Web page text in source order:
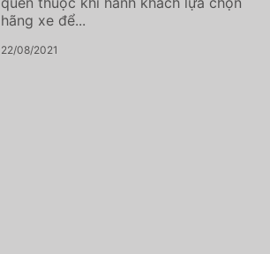
hãng xe để...
22/08/2021